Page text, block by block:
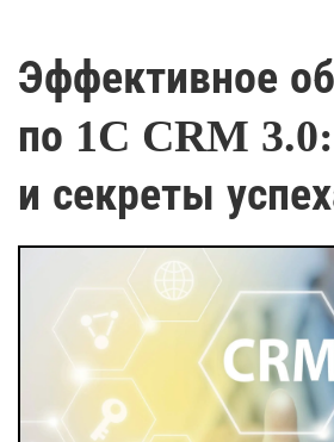
Эффективное
по 1C CRM
и секреты